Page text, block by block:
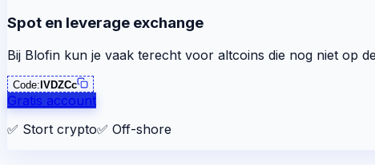
Spot en leverage exchange
Bij Blofin kun je vaak terecht voor altcoins die nog niet op
Code: lVDZCc
Gratis account
✅ Stort crypto✅ Off-shore